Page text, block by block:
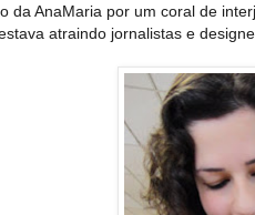
da AnaMaria por um coral de
atraindo jornalistas e